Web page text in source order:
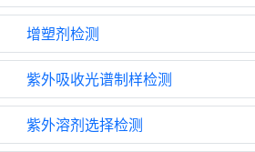
增塑剂检测
紫外吸收光谱制样检测
紫外溶剂选择检测